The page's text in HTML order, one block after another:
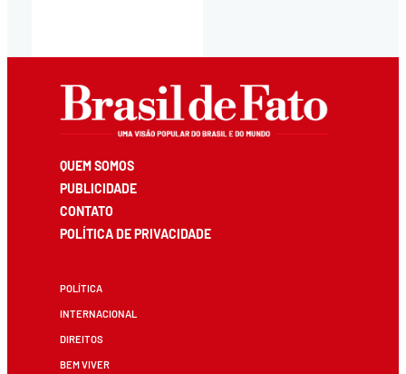
QUEM SOMOS
PUBLICIDADE
CONTATO
POLÍTICA DE PRIVACIDADE
POLÍTICA
INTERNACIONAL
DIREITOS
BEM VIVER